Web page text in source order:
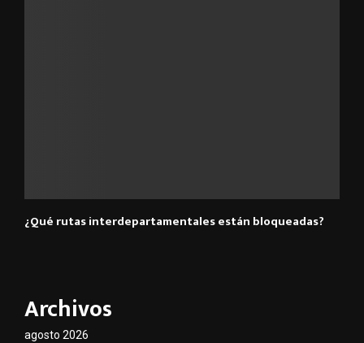
¿Qué rutas interdepartamentales están bloqueadas?
Archivos
agosto 2026